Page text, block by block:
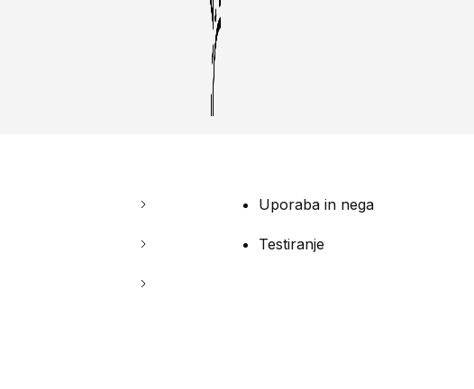
Uporaba in nega
Testiranje